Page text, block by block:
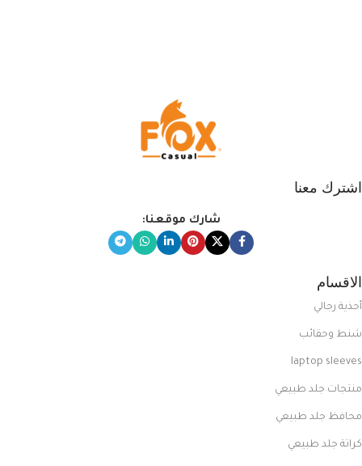
اشترك معنا
شارك موقعنا:
الاقسام
أحذية رجالي
شنط وحقائب
laptop sleeves
منتجات جلد طبيعي
محافظ جلد طبيعي
كراتة جلد طبيعي